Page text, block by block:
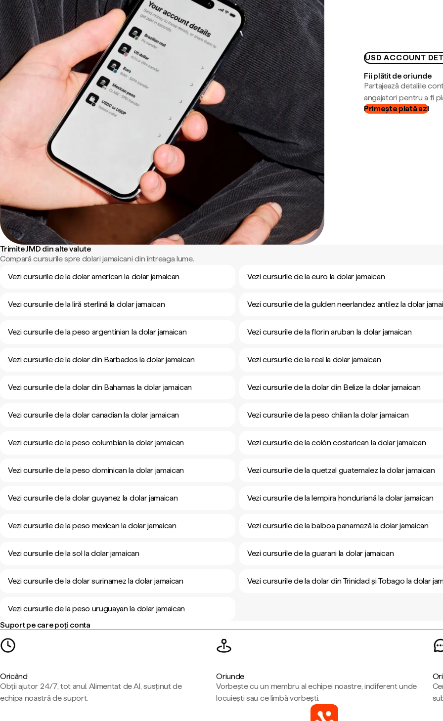
USD ACCOUNT
Fii plătit de oriunde
Partajează detaliile
angajatori pentru a fi
Primește plată azi
Trimite JMD din alte valute
Compară cursurile spre dolari jamaicani din întreaga lume.
Vezi cursurile de la dolar american la dolar jamaican
Vezi cursurile de la euro la dolar jamaican
Vezi cursurile de la liră sterlină la dolar jamaican Vezi cursurile de la gulden neerlandez antilez la dolar
Vezi cursurile de la peso argentinian la dolar jamaican Vezi cursurile de la florin aruban la dolar jamaican
Vezi cursurile de la dolar din Barbados la dolar jamaican Vezi cursurile de la real la dolar jamaican
Vezi cursurile de la dolar din Bahamas la dolar jamaican Vezi cursurile de la dolar din Belize la dolar jamaican
Vezi cursurile de la dolar canadian la dolar jamaican Vezi cursurile de la peso chilian la dolar jamaican
Vezi cursurile de la peso columbian la dolar jamaican Vezi cursurile de la colón costarican la dolar jamaican
Vezi cursurile de la peso dominican la dolar jamaican Vezi cursurile de la quetzal guatemalez la dolar jamaican
Vezi cursurile de la dolar guyanez la dolar jamaican Vezi cursurile de la lempira honduriană la dolar jamaican
Vezi cursurile de la peso mexican la dolar jamaican Vezi cursurile de la balboa panameză la dolar jamaican
Vezi cursurile de la sol la dolar jamaican Vezi cursurile de la guarani la dolar jamaican
Vezi cursurile de la dolar surinamez la dolar jamaican Vezi cursurile de la dolar din Trinidad și Tobago la dolar
Vezi cursurile de la peso uruguayan la dolar jamaican
Suport pe care poți conta
Oricând
Obții ajutor 24/7, tot anul. Alimentat de AI, susținut de
echipa noastră de suport.
Oriunde
Vorbește cu un membru al echipei noastre, indiferent unde
locuiești sau ce limbă vorbești.